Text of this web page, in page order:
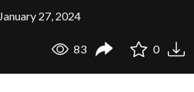
January 27, 2024
83 0